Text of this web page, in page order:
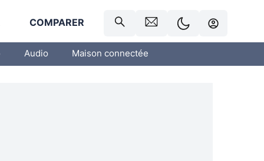
COMPARER
Audio Maison connectée